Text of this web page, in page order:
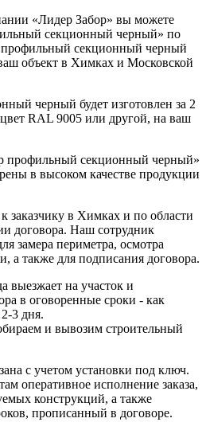
«Лидер Забор» вы можете
секционный черный» по
профильный секционный черный
объект в Химках и Московской
черный будет изготовлен за 2
RAL 9005 или другой, на ваш
профильный секционный черный»
в высоком качестве продукции
заказчику в Химках и по области
договора. Наш сотрудник
замера периметра, осмотра
а также для подписания договора.
выезжает на участок и
в оговоренные сроки - как
3 дня.
и вывозим строительный
с учетом установки под ключ.
оперативное исполнение заказа,
конструкций, а также
прописанный в договоре.